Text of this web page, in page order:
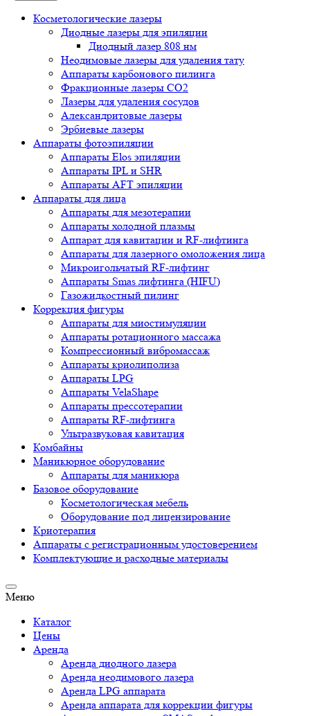
Косметологические лазеры
Диодные лазеры для эпиляции
Диодный лазер 808 нм
Неодимовые лазеры для удаления тату
Аппараты карбонового пилинга
Фракционные лазеры CO2
Лазеры для удаления сосудов
Александритовые лазеры
Эрбиевые лазеры
Аппараты фотоэпиляции
Аппараты Elos эпиляции
Аппараты IPL и SHR
Аппараты AFT эпиляции
Аппараты для лица
Аппараты для мезотерапии
Аппараты холодной плазмы
Аппарат для кавитации и RF-лифтинга
Аппараты для лазерного омоложения лица
Микроигольчатый RF-лифтинг
Аппараты Smas лифтинга (HIFU)
Газожидкостный пилинг
Коррекция фигуры
Аппараты для миостимуляции
Аппараты ротационного массажа
Компрессионный вибромассаж
Аппараты криолиполиза
Аппараты LPG
Аппараты VelaShape
Аппараты прессотерапии
Аппараты RF-лифтинга
Ультразвуковая кавитация
Комбайны
Маникюрное оборудование
Аппараты для маникюра
Базовое оборудование
Косметологическая мебель
Оборудование под лицензирование
Криотерапия
Аппараты c регистрационным удостоверением
Комплектующие и расходные материалы
Меню
Каталог
Цены
Аренда
Аренда диодного лазера
Аренда неодимового лазера
Аренда LPG аппарата
Аренда аппарата для коррекции фигуры